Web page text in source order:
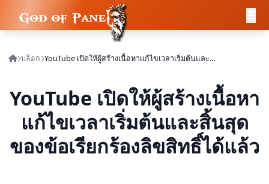
บล็อก YouTube เปิดให้ผู้สร้างเนื้อหาแก้ไขเวลาเริ่มต้นและสิ้นสุดของข้อเรียกร้องลิขสิทธิ์ได้แล้ว
YouTube เปิดให้ผู้สร้างเนื้อหา
แก้ไขเวลาเริ่มต้นและสิ้นสุด
ของข้อเรียกร้องลิขสิทธิ์ได้แล้ว